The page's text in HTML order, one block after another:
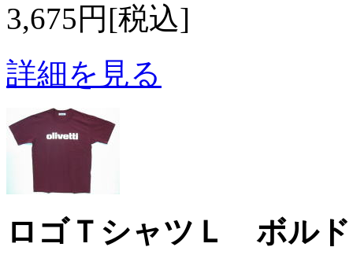
3,675円[税込]
詳細を見る
ロゴＴシャツＬ ボル